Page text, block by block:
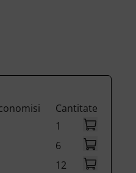
Cantitate
1
6
12